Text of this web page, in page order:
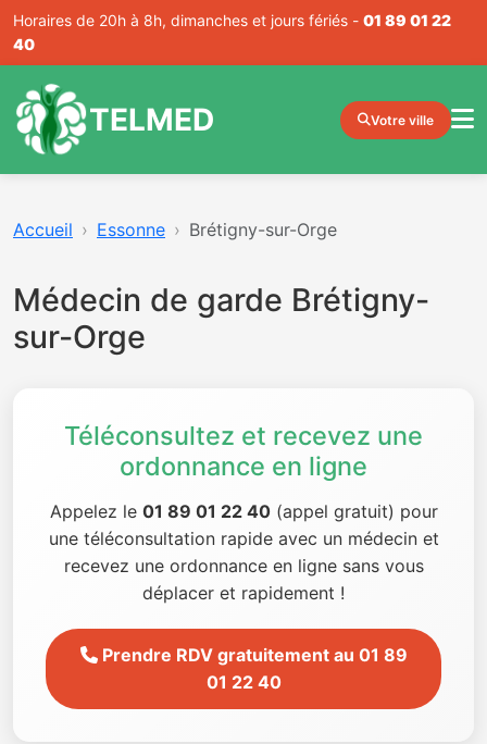
Horaires de 20h à 8h, dimanches et jours fériés - 01 89 01 22
40
TELMED Votre ville
Accueil Essonne Brétigny-sur-Orge
Médecin de garde Brétigny-
sur-Orge
Téléconsultez et recevez une
ordonnance en ligne
Appelez le 01 89 01 22 40(appel gratuit) pour
une téléconsultation rapide avec un médecin et
recevez une ordonnance en ligne sans vous
déplacer et rapidement !
Prendre RDV gratuitement au 01 89
01 22 40